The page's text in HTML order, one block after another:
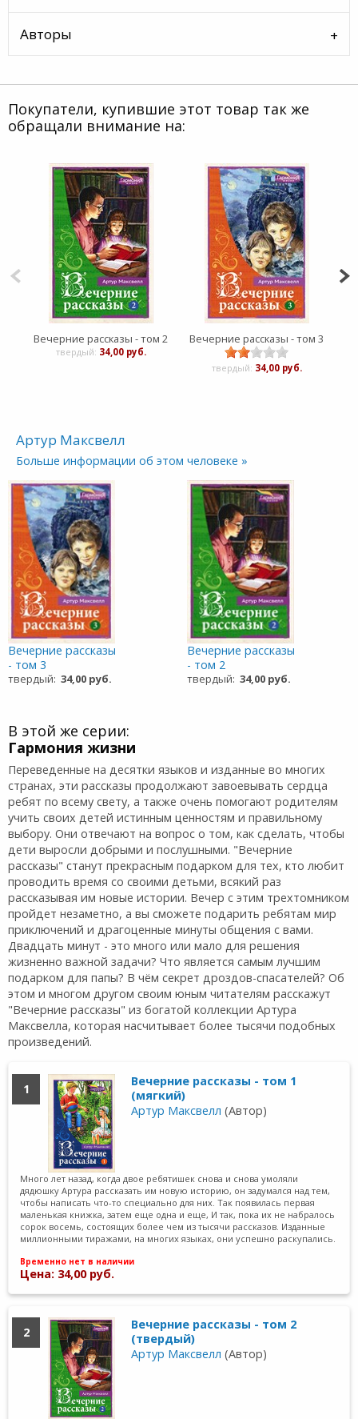
Авторы
Покупатели, купившие этот товар так же
обращали внимание на:
Вечерние рассказы - том 2
твердый: 34,00 руб.
Вечерние рассказы - том 3
твердый: 34,00 руб.
Артур Максвелл
Больше информации об этом человеке »
Вечерние рассказы
- том 3
твердый: 34,00 руб.
Вечерние рассказы
- том 2
твердый: 34,00 руб.
В этой же серии:
Гармония жизни
Переведенные на десятки языков и изданные во многих
странах, эти рассказы продолжают завоевывать сердца
ребят по всему свету, а также очень помогают родителям
учить своих детей истинным ценностям и правильному
выбору. Они отвечают на вопрос о том, как сделать, чтобы
дети выросли добрыми и послушными. "Вечерние
рассказы" станут прекрасным подарком для тех, кто любит
проводить время со своими детьми, всякий раз
рассказывая им новые истории. Вечер с этим трехтомником
пройдет незаметно, а вы сможете подарить ребятам мир
приключений и драгоценные минуты общения с вами.
Двадцать минут - это много или мало для решения
жизненно важной задачи? Что является самым лучшим
подарком для папы? В чём секрет дроздов-спасателей? Об
этом и многом другом своим юным читателям расскажут
"Вечерние рассказы" из богатой коллекции Артура
Максвелла, которая насчитывает более тысячи подобных
произведений.
1
Вечерние рассказы - том 1
(мягкий)
Артур Максвелл (Автор)
Много лет назад, когда двое ребятишек снова и снова умоляли
дядюшку Артура рассказать им новую историю, он задумался над тем,
чтобы написать что-то специально для них. Так появилась первая
маленькая книжка, затем еще одна и еще, И так, пока их не набралось
сорок восемь, состоящих более чем из тысячи рассказов. Изданные
миллионными тиражами, на многих языках, они успешно раскупались.
Временно нет в наличии
Цена: 34,00 руб.
2
Вечерние рассказы - том 2
(твердый)
Артур Максвелл (Автор)